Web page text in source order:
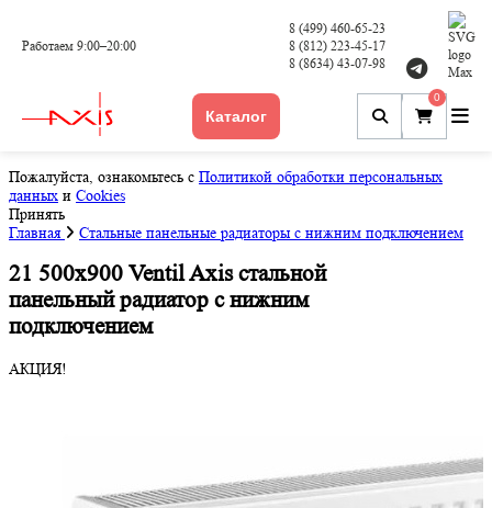
Работаем 9:00–20:00
8 (499) 460-65-23
8 (812) 223-45-17
8 (8634) 43-07-98
Каталог
0
Пожалуйста, ознакомьтесь с Политикой обработки персональных
данных и Cookies
Принять
Главная
Стальные панельные радиаторы с нижним подключением
21 500x900 Ventil Axis стальной
панельный радиатор с нижним
подключением
АКЦИЯ!